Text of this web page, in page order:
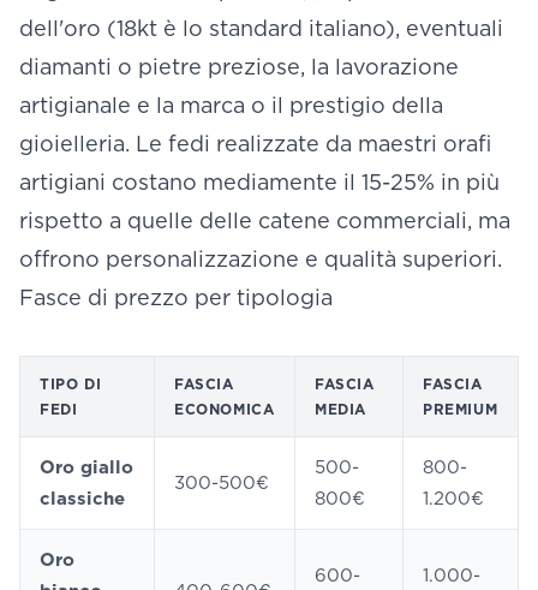
dell'oro (18kt è lo standard italiano), eventuali
diamanti o pietre preziose, la lavorazione
artigianale e la marca o il prestigio della
gioielleria. Le fedi realizzate da maestri orafi
artigiani costano mediamente il 15-25% in più
rispetto a quelle delle catene commerciali, ma
offrono personalizzazione e qualità superiori.
Fasce di prezzo per tipologia
TIPO DI
FEDI
FASCIA
ECONOMICA
FASCIA
MEDIA
FASCIA
PREMIUM
Oro giallo
classiche
300-500€
500-
800€
800-
1.200€
Oro
600- 1.000-